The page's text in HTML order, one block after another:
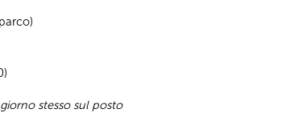
stesso sul posto